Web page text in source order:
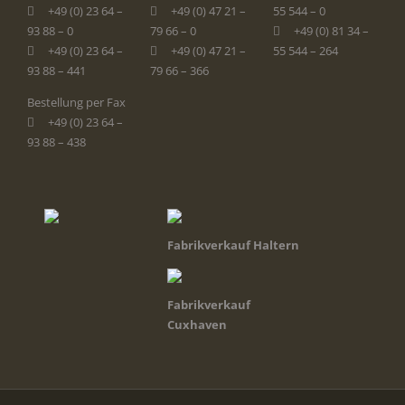
+49 (0) 23 64 –
93 88 – 0
+49 (0) 23 64 –
93 88 – 441
Bestellung per Fax
+49 (0) 23 64 –
93 88 – 438
+49 (0) 47 21 –
79 66 – 0
+49 (0) 47 21 –
79 66 – 366
55 544 – 0
+49 (0) 81 34 –
55 544 – 264
Fabrikverkauf Haltern
Fabrikverkauf
Cuxhaven